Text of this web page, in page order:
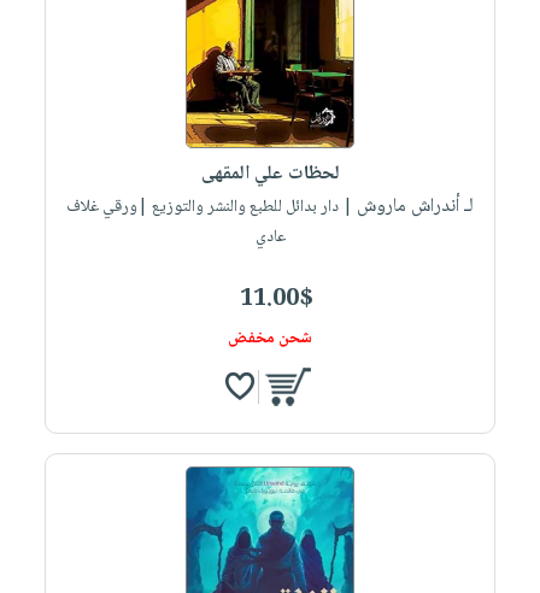
لحظات علي المقهى
لـ أندراش ماروش | دار بدائل للطبع والنشر والتوزيع |ورقي غلاف
عادي
11.00$
شحن مخفض